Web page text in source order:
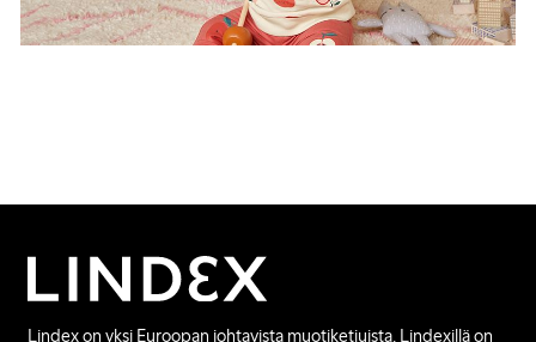
Lindex on yksi Euroopan johtavista muotiketjuista. Lindexillä on